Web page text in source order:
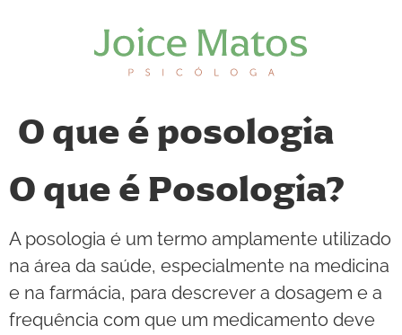
O que é posologia
O que é Posologia?
A posologia é um termo amplamente utilizado
na área da saúde, especialmente na medicina
e na farmácia, para descrever a dosagem e a
frequência com que um medicamento deve